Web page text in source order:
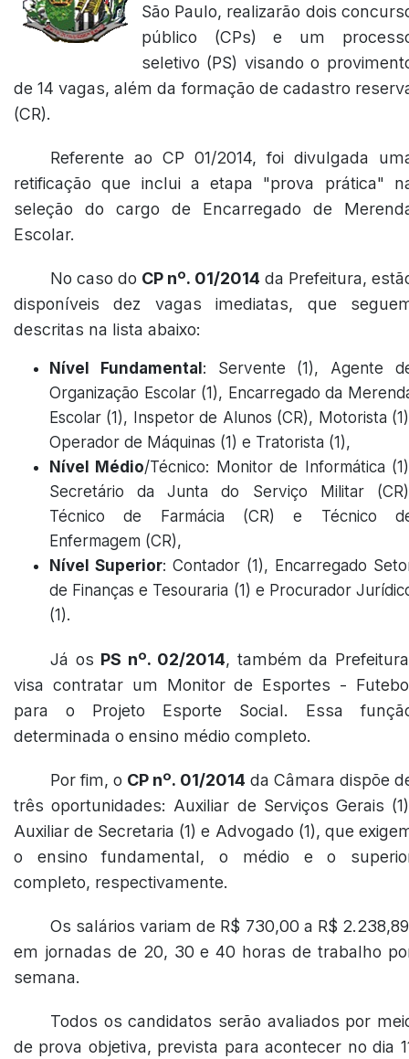
São Paulo, realizarão dois
público (CPs) e um
seletivo (PS) visando o
de 14 vagas, além da formação de cadastro
(CR).
Referente ao CP 01/2014, foi divulgada
retificação que inclui a etapa "prova prática"
seleção do cargo de Encarregado de
Escolar.
No caso do CP nº. 01/2014 da Prefeitura,
disponíveis dez vagas imediatas, que
descritas na lista abaixo:
Nível Fundamental : Servente (1), Agente
Organização Escolar (1), Encarregado da
Escolar (1), Inspetor de Alunos (CR), Motorista
Operador de Máquinas (1) e Tratorista (1),
Nível Médio/Técnico: Monitor de Informática
Secretário da Junta do Serviço Militar
Técnico de Farmácia (CR) e Técnico
Enfermagem (CR),
Nível Superior: Contador (1), Encarregado
de Finanças e Tesouraria (1) e Procurador
(1).
Já os PS nº. 02/2014, também da
visa contratar um Monitor de Esportes -
para o Projeto Esporte Social. Essa
determinada o ensino médio completo.
Por fim, o CP nº. 01/2014 da Câmara dispõe
três oportunidades: Auxiliar de Serviços Gerais
Auxiliar de Secretaria (1) e Advogado (1), que
o ensino fundamental, o médio e o
completo, respectivamente.
Os salários variam de R$ 730,00 a R$
em jornadas de 20, 30 e 40 horas de trabalho
semana.
Todos os candidatos serão avaliados por
de prova objetiva, prevista para acontecer no dia